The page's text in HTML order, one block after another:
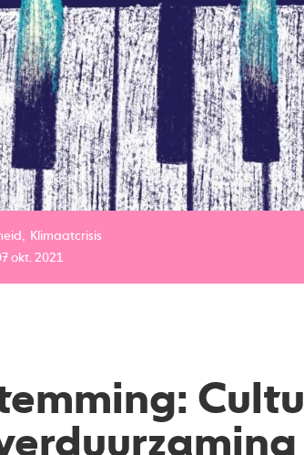
Klimaatcrisis
okt. 2021